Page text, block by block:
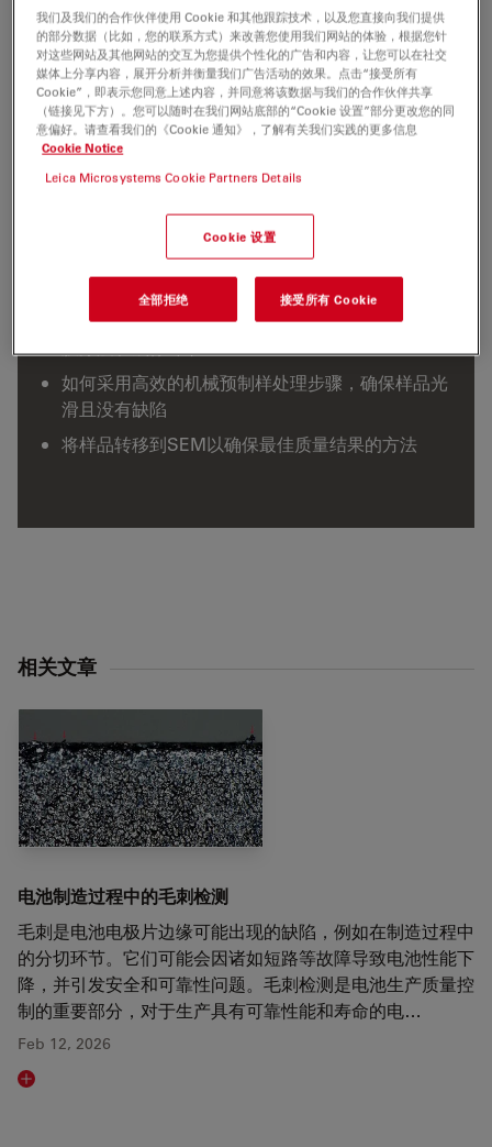
SEM显微镜成像的样品。
本次在线网络研讨会专为锂或新型电池系统的初级和高级电
子显微镜（EM）用户以及需要高分辨率横截面成像的其他
半导体样品而设计。
学习要点：
分布指导，从机械预制样处理和离子束研磨，到镀
膜涂层和成像环节
如何采用高效的机械预制样处理步骤，确保样品光
滑且没有缺陷
将样品转移到SEM以确保最佳质量结果的方法
相关文章
电池制造过程中的毛刺检测
毛刺是电池电极片边缘可能出现的缺陷，例如在制造过程中
的分切环节。它们可能会因诸如短路等故障导致电池性能下
降，并引发安全和可靠性问题。毛刺检测是电池生产质量控
制的重要部分，对于生产具有可靠性能和寿命的电…
Feb 12, 2026
Read article
我们及我们的合作伙伴使用 Cookie 和其他跟踪技术，以及您直接向我们提供
的部分数据（比如，您的联系方式）来改善您使用我们网站的体验，根据您针
对这些网站及其他网站的交互为您提供个性化的广告和内容，让您可以在社交
媒体上分享内容，展开分析并衡量我们广告活动的效果。点击“接受所有
Cookie”，即表示您同意上述内容，并同意将该数据与我们的合作伙伴共享
（链接见下方）。您可以随时在我们网站底部的“Cookie 设置”部分更改您的同
意偏好。请查看我们的《Cookie 通知》，了解有关我们实践的更多信息
Cookie Notice
Leica Microsystems Cookie Partners Details
Cookie 设置
全部拒绝 接受所有 Cookie